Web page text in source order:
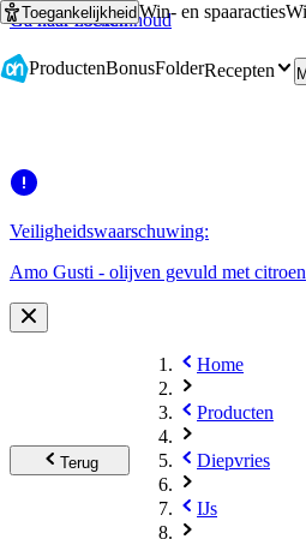
Ga naar hoofdinhoud
Ga naar zoeken
ToegankelijkheidWin- en spaaracties
ProductenBonusFolderRecepten
Veiligheidswaarschuwing:
Amo Gusti - olijven gevuld met citroen
Terug
Home
Producten
Diepvries
IJs